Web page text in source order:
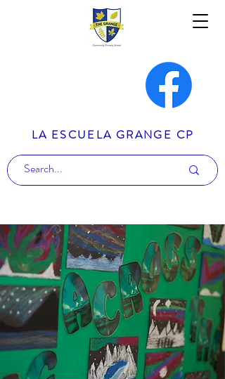
LA ESCUELA GRANGE CP